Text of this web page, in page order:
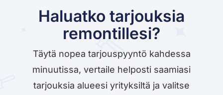
Haluatko tarjouksia
remontillesi?
Täytä nopea tarjouspyyntö kahdessa
minuutissa, vertaile helposti saamiasi
tarjouksia alueesi yrityksiltä ja valitse